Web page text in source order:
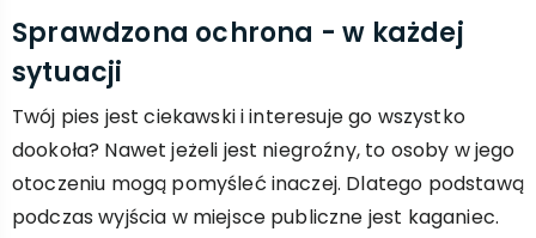
Sprawdzona ochrona - w każdej
sytuacji
Twój pies jest ciekawski i interesuje go wszystko
dookoła? Nawet jeżeli jest niegroźny, to osoby w jego
otoczeniu mogą pomyśleć inaczej. Dlatego podstawą
podczas wyjścia w miejsce publiczne jest kaganiec.